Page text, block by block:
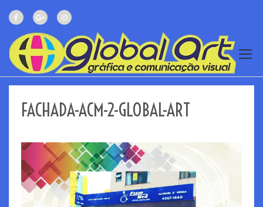
FACHADA-ACM-2-GLOBAL-ART